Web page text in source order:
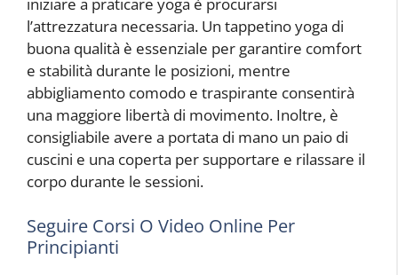
l’attrezzatura necessaria. Un tappetino yoga di
buona qualità è essenziale per garantire comfort
e stabilità durante le posizioni, mentre
abbigliamento comodo e traspirante consentirà
una maggiore libertà di movimento. Inoltre, è
consigliabile avere a portata di mano un paio di
cuscini e una coperta per supportare e rilassare il
corpo durante le sessioni.
Seguire Corsi O Video Online Per
Principianti